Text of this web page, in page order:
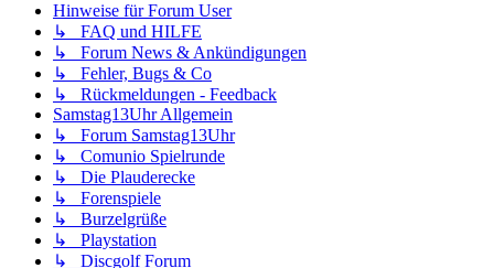
Hinweise für Forum User
↳ FAQ und HILFE
↳ Forum News & Ankündigungen
↳ Fehler, Bugs & Co
↳ Rückmeldungen - Feedback
Samstag13Uhr Allgemein
↳ Forum Samstag13Uhr
↳ Comunio Spielrunde
↳ Die Plauderecke
↳ Forenspiele
↳ Burzelgrüße
↳ Playstation
↳ Discgolf Forum